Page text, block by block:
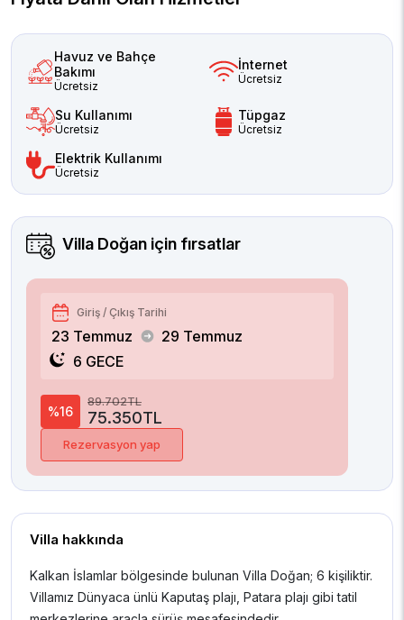
Havuz ve Bahçe
Bakımı
Ücretsiz
İnternet
Ücretsiz
Su Kullanımı
Ücretsiz
Tüpgaz
Ücretsiz
Elektrik Kullanımı
Ücretsiz
Villa Doğan için fırsatlar
Giriş / Çıkış Tarihi
23 Temmuz
29 Temmuz
6 GECE
%16
89.702TL
75.350TL
Rezervasyon yap
Villa hakkında
Kalkan İslamlar bölgesinde bulunan Villa Doğan; 6 kişiliktir.
Villamız Dünyaca ünlü Kaputaş plajı, Patara plajı gibi tatil